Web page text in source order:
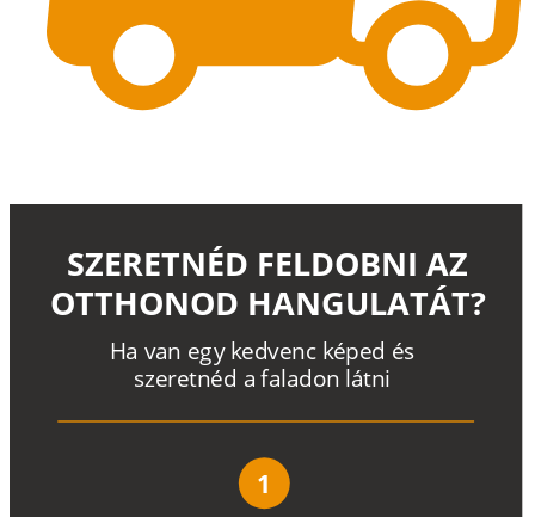
Ha van egy kedvenc képed és
szeretnéd a faladon látni
SZERETNÉD FELDOBNI AZ
OTTHONOD HANGULATÁT?
1